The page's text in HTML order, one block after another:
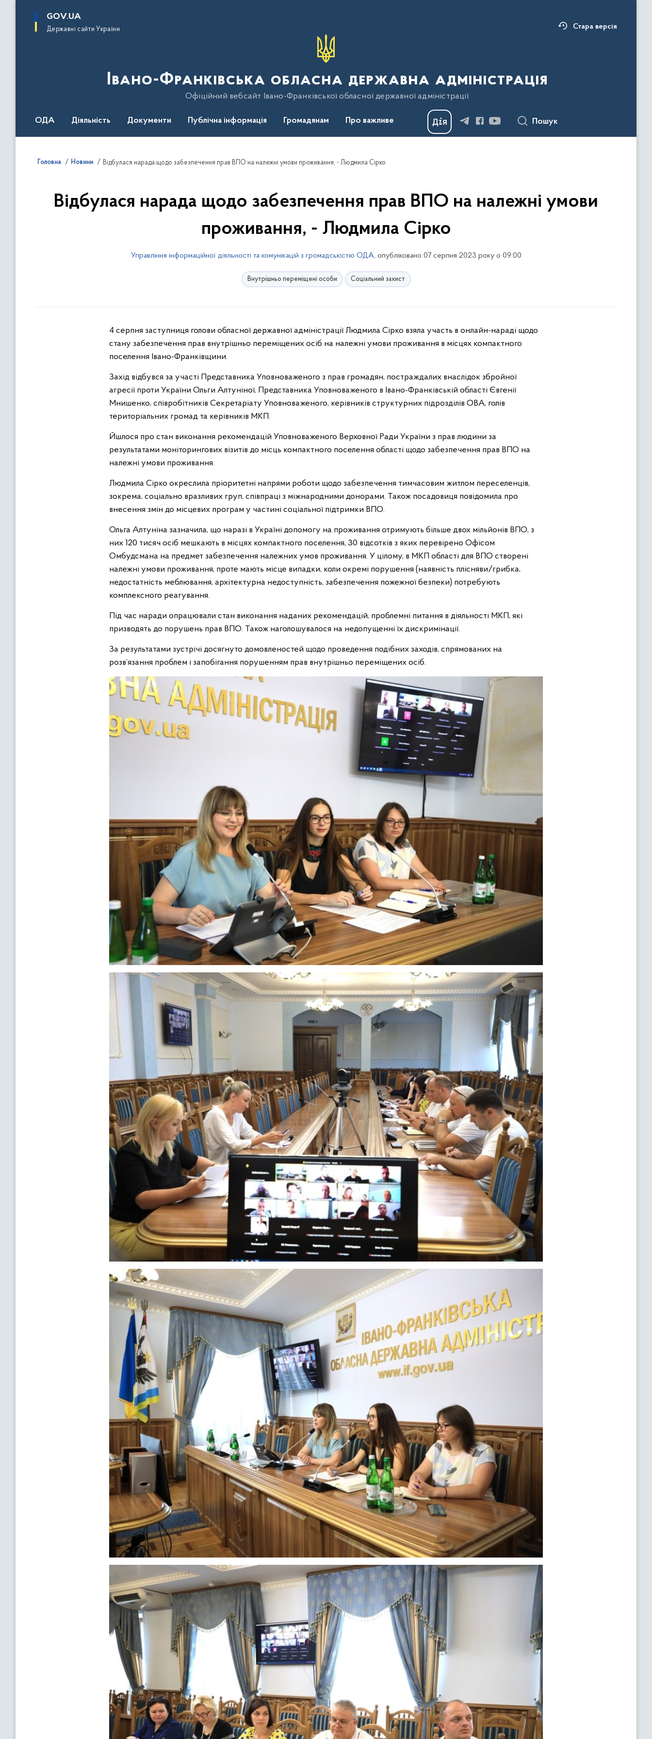
основного
GOV.UA
Державні сайти України Стара версія
Івано-Франківська обласна державна адміністрація
Офіційний вебсайт Івано-Франківської обласної державної адміністрації
ОДА Діяльність Документи Публічна інформація Громадянам Про важливе Пошук
Головна Новини Відбулася нарада щодо забезпечення прав ВПО на належні умови проживання, - Людмила Сірко
Відбулася нарада щодо забезпечення прав ВПО на належні умови
проживання, - Людмила Сірко
Управління інформаційної діяльності та комунікацій з громадськістю ОДА, опубліковано 07 серпня 2023 року о 09:00
Внутрішньо переміщені особи Соціальний захист
4 серпня заступниця голови обласної державної адміністрації Людмила Сірко взяла участь в онлайн-нараді щодо
стану забезпечення прав внутрішньо переміщених осіб на належні умови проживання в місцях компактного
поселення Івано-Франківщини.
Захід відбувся за участі Представника Уповноваженого з прав громадян, постраждалих внаслідок збройної
агресії проти України Ольги Алтуніної, Представника Уповноваженого в Івано-Франківській області Євгенії
Мнишенко, співробітників Секретаріату Уповноваженого, керівників структурних підрозділів ОВА, голів
територіальних громад та керівників МКП.
Йшлося про стан виконання рекомендацій Уповноваженого Верховної Ради України з прав людини за
результатами моніторингових візитів до місць компактного поселення області щодо забезпечення прав ВПО на
належні умови проживання.
Людмила Сірко окреслила пріоритетні напрями роботи щодо забезпечення тимчасовим житлом переселенців,
зокрема, соціально вразливих груп, співпраці з міжнародними донорами. Також посадовиця повідомила про
внесення змін до місцевих програм у частині соціальної підтримки ВПО.
Ольга Алтуніна зазначила, що наразі в Україні допомогу на проживання отримують більше двох мільйонів ВПО, з
них 120 тисяч осіб мешкають в місцях компактного поселення, 30 відсотків з яких перевірено Офісом
Омбудсмана на предмет забезпечення належних умов проживання. У цілому, в МКП області для ВПО створені
належні умови проживання, проте мають місце випадки, коли окремі порушення (наявність плісняви/грибка,
недостатність меблювання, архітектурна недоступність, забезпечення пожежної безпеки) потребують
комплексного реагування.
Під час наради опрацювали стан виконання наданих рекомендацій, проблемні питання в діяльності МКП, які
призводять до порушень прав ВПО. Також наголошувалося на недопущенні їх дискримінації.
За результатами зустрічі досягнуто домовленостей щодо проведення подібних заходів, спрямованих на
розв’язання проблем і запобігання порушенням прав внутрішньо переміщених осіб.